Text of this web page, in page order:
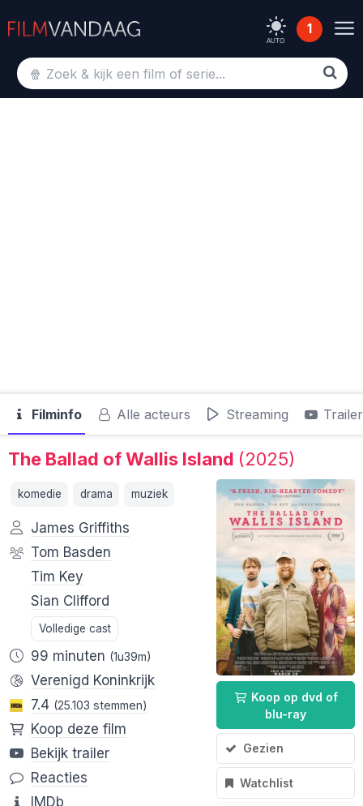
AUTO
1
Filminfo Alle acteurs Streaming Trailer
The Ballad of Wallis Island (2025)
Koop op dvd of
blu-ray
Gezien
Watchlist
komedie drama muziek
James Griffiths
Tom Basden
Tim Key
Sian Clifford
Volledige cast
99 minuten (1u39m)
Verenigd Koninkrijk
7.4 (25.103 stemmen)
Koop deze film
Bekijk trailer
Reacties
IMDb